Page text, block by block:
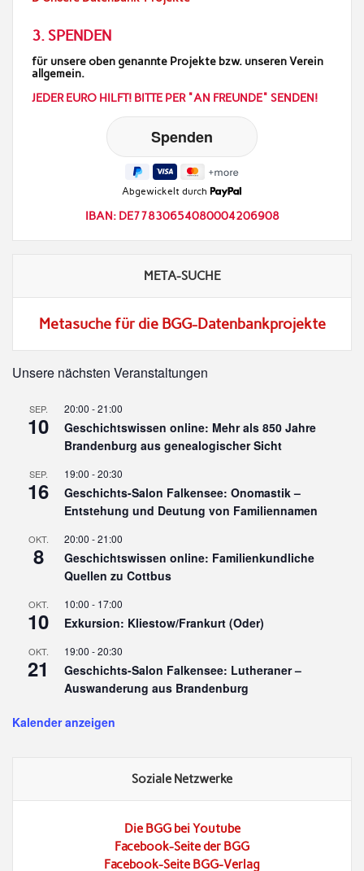
3. SPENDEN
für unsere oben genannte Projekte bzw. unseren Verein
allgemein.
JEDER EURO HILFT! BITTE PER "AN FREUNDE" SENDEN!
Abgewickelt durch
IBAN: DE77830654080004206908
META-SUCHE
Metasuche für die BGG-Datenbankprojekte
Unsere nächsten Veranstaltungen
SEP.
10
20:00 -21:00
Geschichtswissen online: Mehr als 850 Jahre
Brandenburg aus genealogischer Sicht
SEP.
16
19:00 -20:30
Geschichts-Salon Falkensee: Onomastik –
Entstehung und Deutung von Familiennamen
OKT.
8
20:00 -21:00
Geschichtswissen online: Familienkundliche
Quellen zu Cottbus
OKT.
10
10:00 - 17:00
Exkursion: Kliestow/Frankurt (Oder)
OKT.
21
19:00 -20:30
Geschichts-Salon Falkensee: Lutheraner –
Auswanderung aus Brandenburg
Kalender anzeigen
Soziale Netzwerke
Die BGG bei Youtube
Facebook-Seite der BGG
Facebook-Seite BGG-Verlag